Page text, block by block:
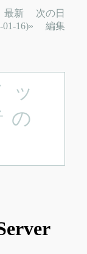
最新
次の日
01-16)»
編集
ッ
の